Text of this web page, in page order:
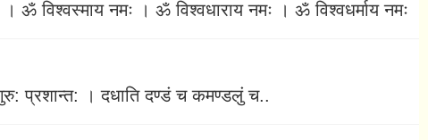
ॐ विश्वस्माय नमः । ॐ विश्वधाराय नमः । ॐ विश्वधर्माय नमः
प्रशान्त: । दधाति दण्डं च कमण्डलुं च..